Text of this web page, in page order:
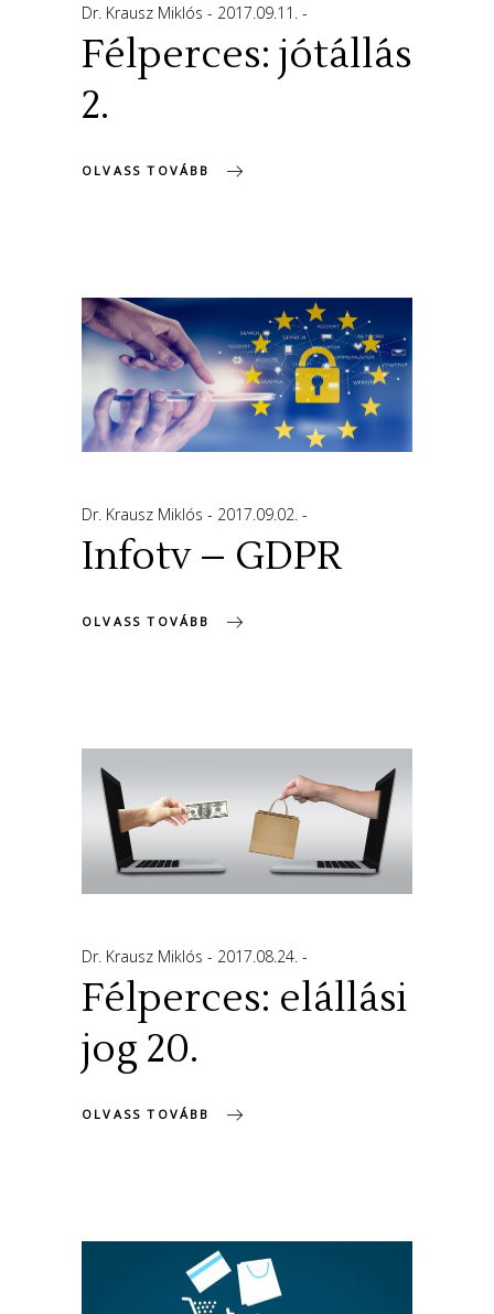
Dr. Krausz Miklós 2017.09.11.
Félperces: jótállás
2.
OLVASS TOVÁBB
Dr. Krausz Miklós 2017.09.02.
Infotv – GDPR
OLVASS TOVÁBB
Dr. Krausz Miklós 2017.08.24.
Félperces: elállási
jog 20.
OLVASS TOVÁBB